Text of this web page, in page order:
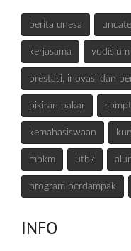
berita unesa
kerjasama
prestasi, inovasi dan
pikiran pakar
kemahasiswaan
mbkm utbk
program berdampak
INFO